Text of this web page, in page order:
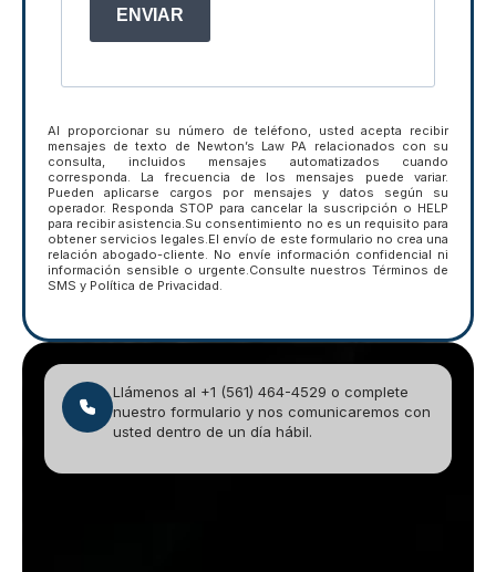
ENVIAR
Al proporcionar su número de teléfono, usted acepta recibir
mensajes de texto de Newton’s Law PA relacionados con su
consulta, incluidos mensajes automatizados cuando
corresponda. La frecuencia de los mensajes puede variar.
Pueden aplicarse cargos por mensajes y datos según su
operador. Responda STOP para cancelar la suscripción o HELP
para recibir asistencia.Su consentimiento no es un requisito para
obtener servicios legales.El envío de este formulario no crea una
relación abogado-cliente. No envíe información confidencial ni
información sensible o urgente.Consulte nuestros Términos de
SMS y Política de Privacidad.
Llámenos al +1 (561) 464-4529 o complete
nuestro formulario y nos comunicaremos con
usted dentro de un día hábil.